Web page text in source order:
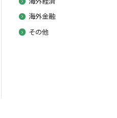
海外金融
その他